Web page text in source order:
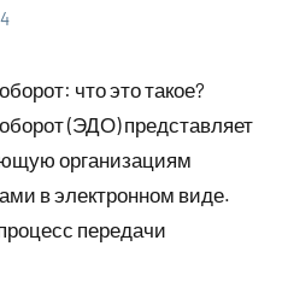
что это такое?
(ЭДО) представляет
организациям
в электронном виде.
передачи